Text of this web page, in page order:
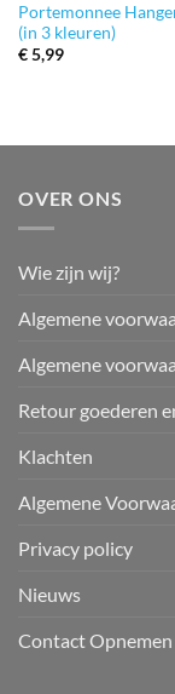
Portemonnee
(in 3 kleuren)
€5,99
OVER ONS
Wie zijn wij?
Algemene
Algemene
Retour goederen
Klachten
Algemene
Privacy policy
Nieuws
Contact Opnemen